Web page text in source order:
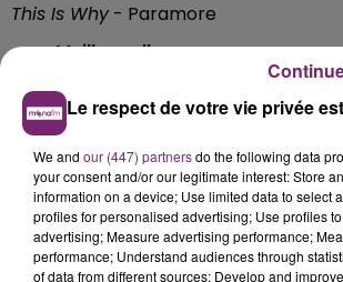
This Is Why- Paramore
Meilleur album pop :
Midnights
Meilleure chanson R&B :
Snooze de SZA
Meilleur album de musique du
This Moment- Shakti
Le respect de votre vie privée
We and our (447) partnersdo the following data
your consent and/or our legitimate interest: Store
information on a device; Use limited data to select
profiles for personalised advertising; Use profiles
advertising; Measure advertising performance;
performance; Understand audiences through
of data from different sources; Develop and